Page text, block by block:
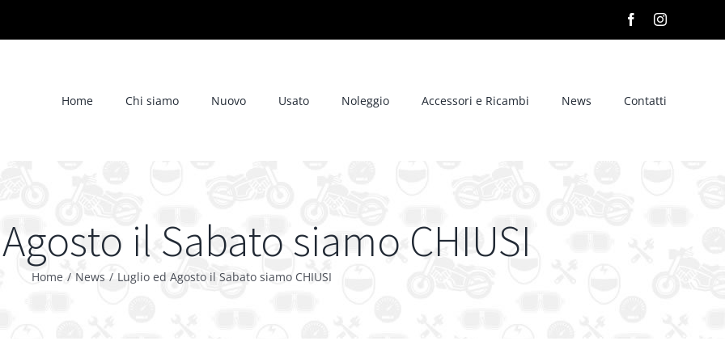
FacebookInstagram
Home Chi siamo Nuovo Usato Noleggio Accessori e Ricambi News Contatti
il Sabato siamo CHIUSI
Home / News / Luglio ed Agosto il Sabato siamo CHIUSI